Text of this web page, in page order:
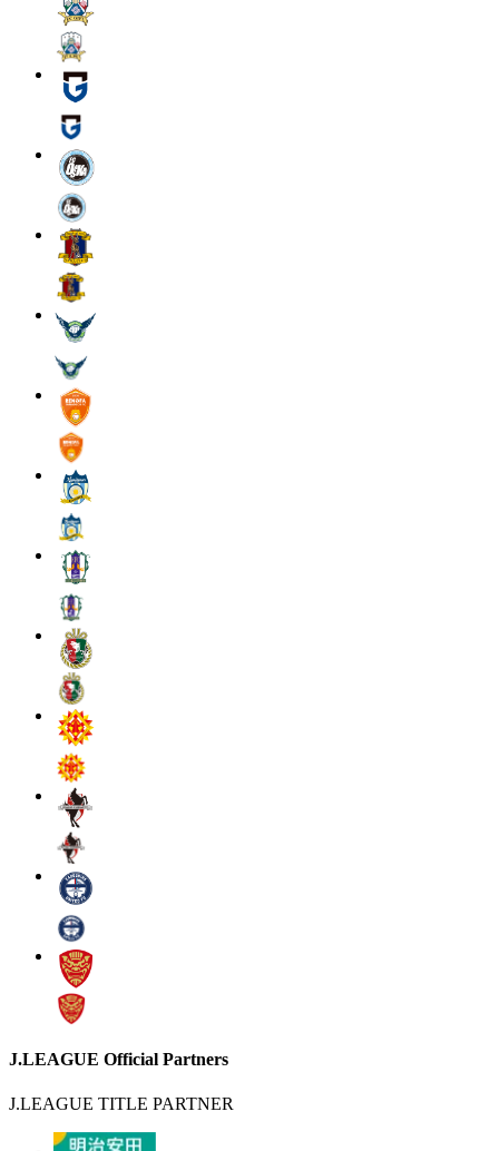
J.LEAGUE Official Partners
J.LEAGUE TITLE PARTNER